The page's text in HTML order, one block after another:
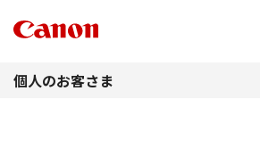
個人のお客さま